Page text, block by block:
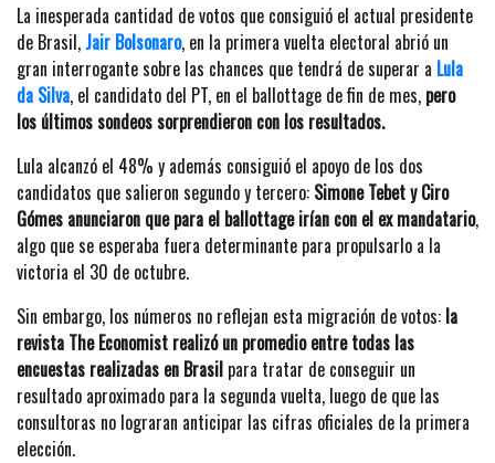
La inesperada cantidad de votos que consiguió el actual presidente
de Brasil, Jair Bolsonaro, en la primera vuelta electoral abrió un
gran interrogante sobre las chances que tendrá de superar a Lula
da Silva, el candidato del PT, en el ballottage de fin de mes, pero
los últimos sondeos sorprendieron con los resultados.
Lula alcanzó el 48% y además consiguió el apoyo de los dos
candidatos que salieron segundo y tercero: Simone Tebet y Ciro
Gómes anunciaron que para el ballottage irían con el ex mandatario,
algo que se esperaba fuera determinante para propulsarlo a la
victoria el 30 de octubre.
Sin embargo, los números no reflejan esta migración de votos: la
revista The Economist realizó un promedio entre todas las
encuestas realizadas en Brasil para tratar de conseguir un
resultado aproximado para la segunda vuelta, luego de que las
consultoras no lograran anticipar las cifras oficiales de la primera
elección.